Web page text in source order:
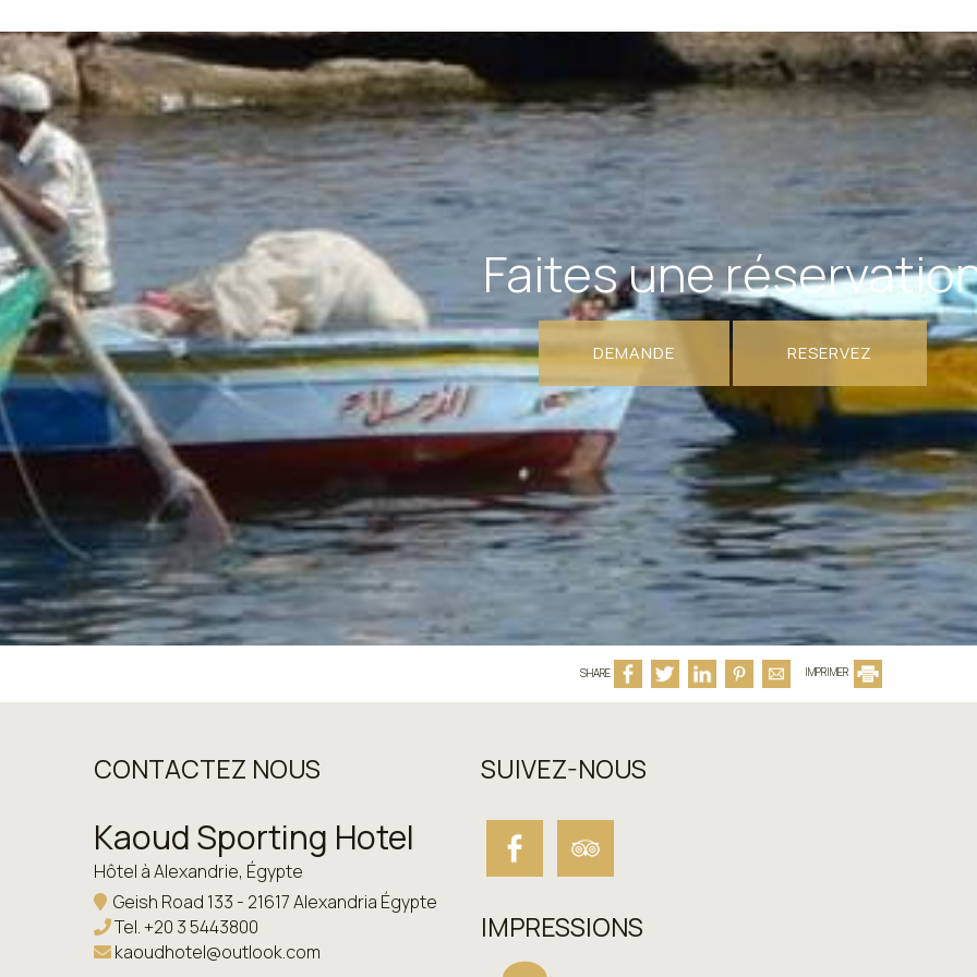
Faites une
DEMANDE RESERVEZ
SHARE IMPRIMER
CONTACTEZ NOUS
Kaoud Sporting Hotel
Hôtel à Alexandrie, Égypte
Geish Road 133 - 21617 Alexandria Égypte
Tel.+20 3 5443800
kaoudhotel@outlook.com
SUIVEZ-NOUS
IMPRESSIONS